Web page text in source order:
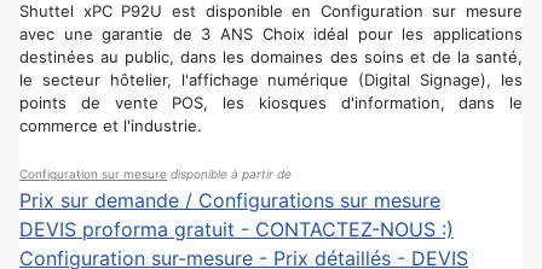
Shuttel xPC P92U est disponible en Configuration sur mesure
avec une garantie de 3 ANS Choix idéal pour les applications
destinées au public, dans les domaines des soins et de la santé,
le secteur hôtelier, l'affichage numérique (Digital Signage), les
points de vente POS, les kiosques d'information, dans le
commerce et l'industrie.
Configuration sur mesure disponible à partir de
Prix sur demande / Configurations sur mesure
DEVIS proforma gratuit - CONTACTEZ-NOUS :)
Configuration sur-mesure - Prix détaillés - DEVIS